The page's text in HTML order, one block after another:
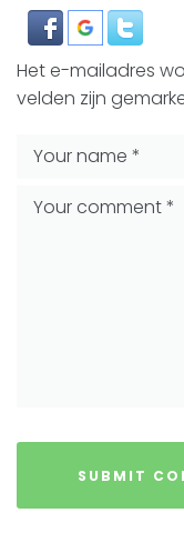
Het e-mailadres
velden zijn